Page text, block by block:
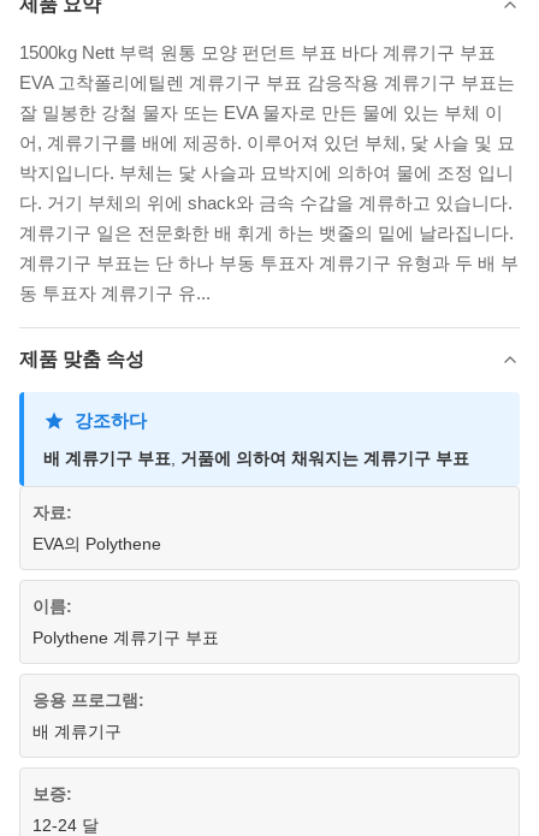
1500kg Nett 부력 원통 모양 펀던트 부표 바다 계류기구 부표
EVA 고착폴리에틸렌 계류기구 부표 감응작용 계류기구 부표는
잘 밀봉한 강철 물자 또는 EVA 물자로 만든 물에 있는 부체 이
어, 계류기구를 배에 제공하. 이루어져 있던 부체, 닻 사슬 및 묘
박지입니다. 부체는 닻 사슬과 묘박지에 의하여 물에 조정 입니
다. 거기 부체의 위에 shack와 금속 수갑을 계류하고 있습니다.
계류기구 일은 전문화한 배 휘게 하는 뱃줄의 밑에 날라집니다.
계류기구 부표는 단 하나 부동 투표자 계류기구 유형과 두 배 부
동 투표자 계류기구 유...
제품 맞춤 속성
강조하다
배 계류기구 부표 거품에 의하여 채워지는 계류기구 부표
자료:
EVA의 Polythene
이름:
Polythene 계류기구 부표
응용 프로그램:
배 계류기구
보증:
12-24 달